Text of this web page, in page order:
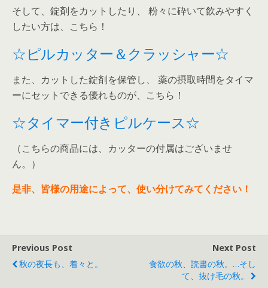
そして、錠剤をカットしたり、 粉々に砕いて飲みやすく
したい方は、こちら！
☆ピルカッター＆クラッシャー☆
また、カットした錠剤を保管し、 薬の摂取時間をタイマ
ーにセットできる優れものが、こちら！
☆タイマー付きピルケース☆
（こちらの商品には、カッターの付属はございませ
ん。）
是非、皆様の用途によって、使い分けてみてください！
Previous Post
秋の夜長も、着々と。
Next Post
食欲の秋、読書の秋。…そし
て、抜け毛の秋。